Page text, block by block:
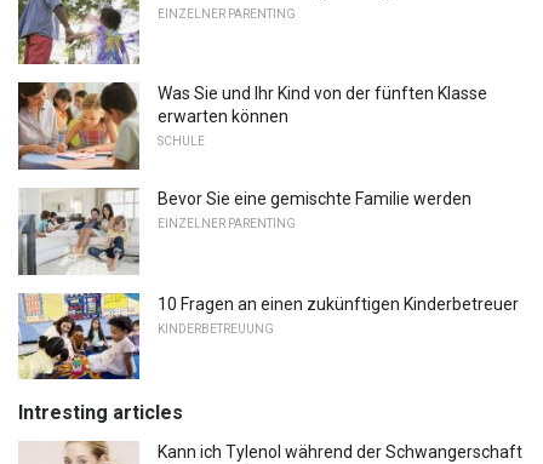
EINZELNER PARENTING
Was Sie und Ihr Kind von der fünften Klasse
erwarten können
SCHULE
Bevor Sie eine gemischte Familie werden
EINZELNER PARENTING
10 Fragen an einen zukünftigen Kinderbetreuer
KINDERBETREUUNG
Intresting articles
Kann ich Tylenol während der Schwangerschaft